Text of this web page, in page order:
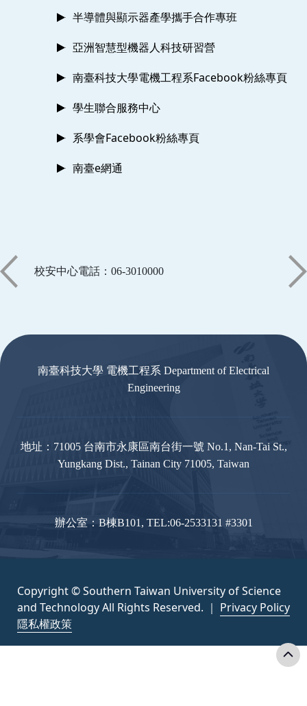
半導體與顯示器產學攜手合作專班
亞洲智慧型機器人科技研習營
南臺科技大學電機工程系Facebook粉絲專頁
學生聯合服務中心
系學會Facebook粉絲專頁
南臺e網通
校安中心電話：06-3010000
南臺科技大學 電機工程系 Department of Electrical
Engineering
地址：71005 台南市永康區南台街一號 No.1, Nan-Tai St.,
Yungkang Dist., Tainan City 71005, Taiwan
辦公室：B棟B101, TEL:06-2533131 #3301
Copyright © Southern Taiwan University of Science
and Technology All Rights Reserved. ｜ Privacy Policy
隱私權政策